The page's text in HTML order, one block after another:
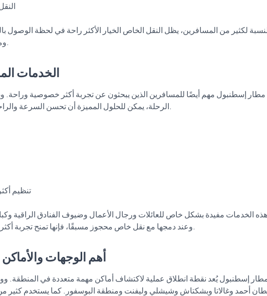
لكثير من المسافرين، يظل النقل الخاص الخيار الأكثر راحة في لحظة الوصول
ومسار الرحلة ومستوى الخدمة المتوقع.
الخدمات
مطار إسطنبول مهم أيضًا للمسافرين الذين يبحثون عن تجربة أكثر خصوصية
الرحلة، يمكن للحلول المميزة أن تحسن السرعة
الخدمات مفيدة بشكل خاص للعائلات ورجال الأعمال وضيوف الفنادق الراقية
وعند دمجها مع نقل خاص محجوز مسبقًا، فإنها تمنح تجربة أكثر تكاملًا من المطار حتى الوجهة النهائية.
أهم الوجهات
إسطنبول يُعد نقطة انطلاق عملية لاكتشاف أماكن مهمة متعددة في المنطقة.
أحمد وغالاتا وبشكتاش وشيشلي وليفنت ومنطقة البوسفور. كما يستخدم كثير من